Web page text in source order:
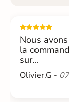
Nous
la
sur...
Olivier.G -